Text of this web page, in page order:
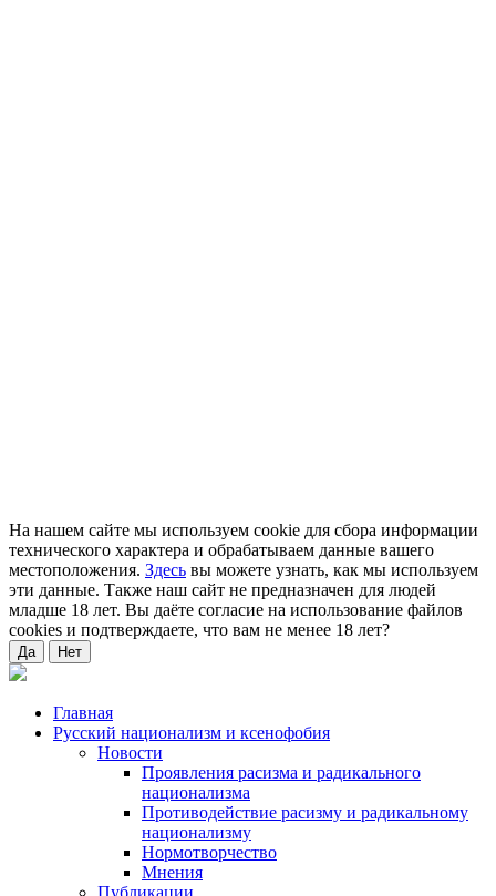
На нашем сайте мы используем cookie для сбора информации
технического характера и обрабатываем данные вашего
местоположения. Здесь вы можете узнать, как мы используем
эти данные. Также наш сайт не предназначен для людей
младше 18 лет. Вы даёте согласие на использование файлов
cookies и подтверждаете, что вам не менее 18 лет?
Да Нет
Главная
Русский национализм и ксенофобия
Новости
Проявления расизма и радикального
национализма
Противодействие расизму и радикальному
национализму
Нормотворчество
Мнения
Публикации